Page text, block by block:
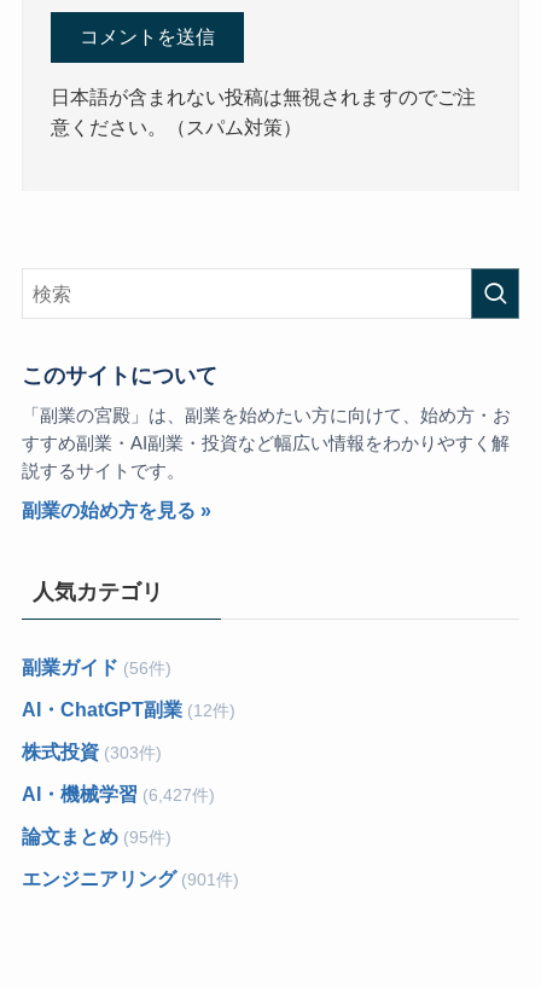
日本語が含まれない投稿は無視されますのでご注
意ください。（スパム対策）
このサイトについて
「副業の宮殿」は、副業を始めたい方に向けて、始め方・お
すすめ副業・AI副業・投資など幅広い情報をわかりやすく解
説するサイトです。
副業の始め方を見る »
人気カテゴリ
副業ガイド (56件)
AI・ChatGPT副業(12件)
株式投資(303件)
AI・機械学習 (6,427件)
論文まとめ(95件)
エンジニアリング(901件)